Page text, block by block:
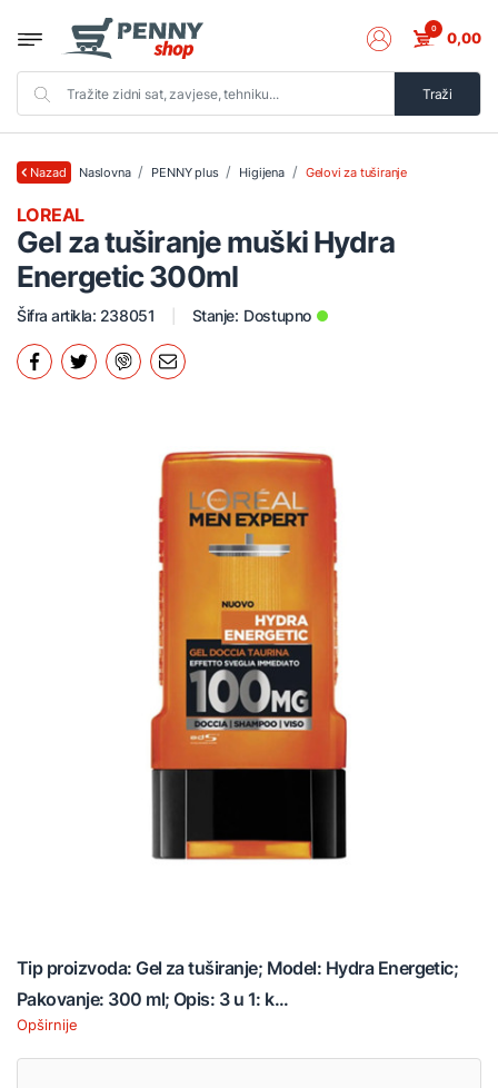
Traži
0 0,00
Nazad Naslovna PENNY plus Higijena Gelovi za tuširanje
Gel za tuširanje muški Hydra
Energetic 300ml
LOREAL
Šifra artikla: 238051 Stanje: Dostupno
Tip proizvoda: Gel za tuširanje; Model: Hydra Energetic;
Pakovanje: 300 ml; Opis: 3 u 1: k...
Opširnije